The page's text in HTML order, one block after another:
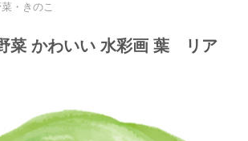
・きのこ
菜 かわいい 水彩画 葉 リア